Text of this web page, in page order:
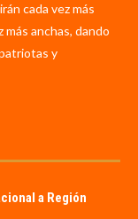
cada vez más
anchas, dando
y
a Región